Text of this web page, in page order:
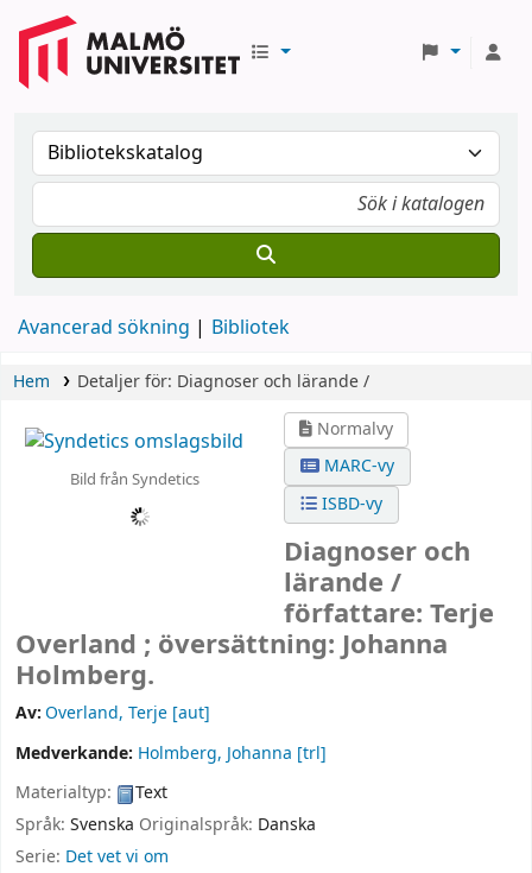
Avancerad sökning Bibliotek
Hem Detaljer för: Diagnoser och lärande /
Bild från Syndetics
Normalvy
MARC-vy
ISBD-vy
Diagnoser och
lärande /
författare: Terje
Overland ; översättning: Johanna
Holmberg.
Av:Overland, Terje [aut]
Medverkande: Holmberg, Johanna [trl]
Materialtyp:
Text
Språk: Svenska Originalspråk: Danska
Serie: Det vet vi om